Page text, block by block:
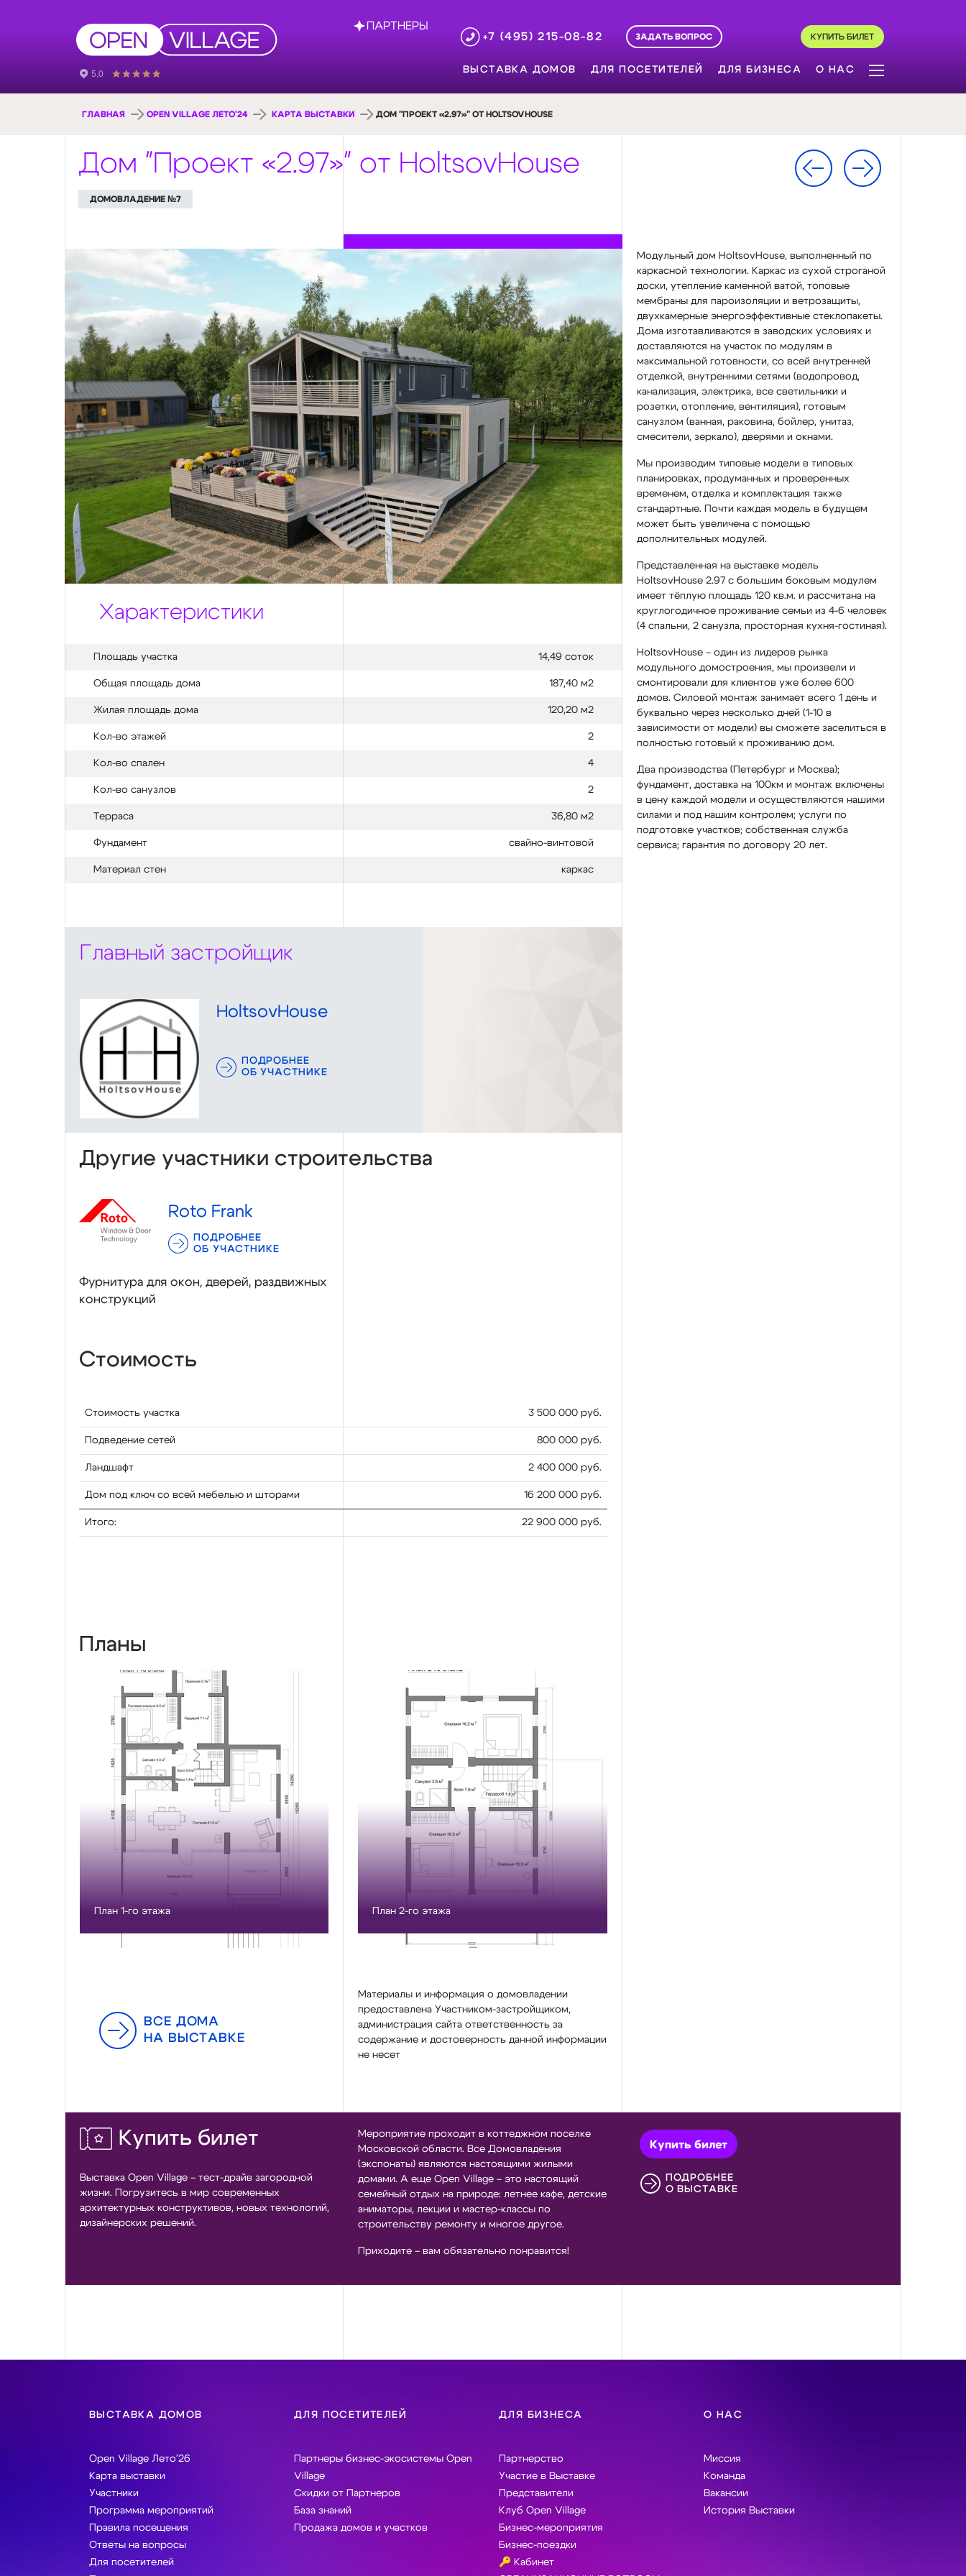
ПАРТНЕРЫ
+7 (495) 215-08-82
ЗАДАТЬ ВОПРОС КУПИТЬ БИЛЕТ
ВЫСТАВКА ДОМОВ ДЛЯ ПОСЕТИТЕЛЕЙ ДЛЯ БИЗНЕСА О НАС
ГЛАВНАЯ OPEN VILLAGE ЛЕТО'24 КАРТА ВЫСТАВКИ ДОМ "ПРОЕКТ «2.97»" ОТ HOLTSOVHOUSE
Дом "Проект «2.97»" от HoltsovHouse
ДОМОВЛАДЕНИЕ №7
Характеристики
Площадь участка 14,49 соток
Общая площадь дома 187,40 м2
Жилая площадь дома 120,20 м2
Кол-во этажей 2
Кол-во спален 4
Кол-во санузлов 2
Терраса 36,80 м2
Фундамент свайно-винтовой
Материал стен каркас
Модульный дом HoltsovHouse, выполненный по
каркасной технологии. Каркас из сухой строганой
доски, утепление каменной ватой, топовые
мембраны для пароизоляции и ветрозащиты,
двухкамерные энергоэффективные стеклопакеты.
Дома изготавливаются в заводских условиях и
доставляются на участок по модулям в
максимальной готовности, со всей внутренней
отделкой, внутренними сетями (водопровод,
канализация, электрика, все светильники и
розетки, отопление, вентиляция), готовым
санузлом (ванная, раковина, бойлер, унитаз,
смесители, зеркало), дверями и окнами.
Мы производим типовые модели в типовых
планировках, продуманных и проверенных
временем, отделка и комплектация также
стандартные. Почти каждая модель в будущем
может быть увеличена с помощью
дополнительных модулей.
Представленная на выставке модель
HoltsovHouse 2.97 с большим боковым модулем
имеет тёплую площадь 120 кв.м. и рассчитана на
круглогодичное проживание семьи из 4-6 человек
(4 спальни, 2 санузла, просторная кухня-гостиная).
HoltsovHouse – один из лидеров рынка
модульного домостроения, мы произвели и
смонтировали для клиентов уже более 600
домов. Силовой монтаж занимает всего 1 день и
буквально через несколько дней (1-10 в
зависимости от модели) вы сможете заселиться в
полностью готовый к проживанию дом.
Два производства (Петербург и Москва);
фундамент, доставка на 100км и монтаж включены
в цену каждой модели и осуществляются нашими
силами и под нашим контролем; услуги по
подготовке участков; собственная служба
сервиса; гарантия по договору 20 лет.
Главный застройщик
HoltsovHouse
ПОДРОБНЕЕ
ОБ УЧАСТНИКЕ
Другие участники строительства
Roto Frank
ПОДРОБНЕЕ
ОБ УЧАСТНИКЕ
Фурнитура для окон, дверей, раздвижных
конструкций
Стоимость
Стоимость участка 3 500 000 руб.
Подведение сетей 800 000 руб.
Ландшафт 2 400 000 руб.
Дом под ключ со всей мебелью и шторами 16 200 000 руб.
Итого: 22 900 000 руб.
Планы
План 1-го этажа План 2-го этажа
ВСЕ ДОМА
НА ВЫСТАВКЕ
Материалы и информация о домовладении
предоставлена Участником-застройщиком,
администрация сайта ответственность за
содержание и достоверность данной информации
не несет
Купить билет
Выставка Open Village – тест-драйв загородной
жизни. Погрузитесь в мир современных
архитектурных конструктивов, новых технологий,
дизайнерских решений.
Мероприятие проходит в коттеджном поселке
Московской области. Все Домовладения
(экспонаты) являются настоящими жилыми
домами. А еще Open Village – это настоящий
семейный отдых на природе: летнее кафе, детские
аниматоры, лекции и мастер-классы по
строительству ремонту и многое другое.
Приходите – вам обязательно понравится!
Купить билет
ПОДРОБНЕЕ
О ВЫСТАВКЕ
ВЫСТАВКА ДОМОВ
Open Village Лето'26
Карта выставки
Участники
Программа мероприятий
Правила посещения
Ответы на вопросы
Для посетителей
ДЛЯ ПОСЕТИТЕЛЕЙ
Партнеры бизнес-экосистемы Open
Village
Скидки от Партнеров
База знаний
Продажа домов и участков
ДЛЯ БИЗНЕСА
Партнерство
Участие в Выставке
Представители
Клуб Open Village
Бизнес-мероприятия
Бизнес-поездки
🔑 Кабинет
О НАС
Миссия
Команда
Вакансии
История Выставки